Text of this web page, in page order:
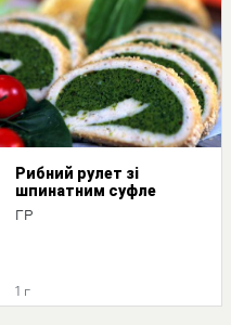
Рибний рулет зі
шпинатним суфле
ГР
1 г